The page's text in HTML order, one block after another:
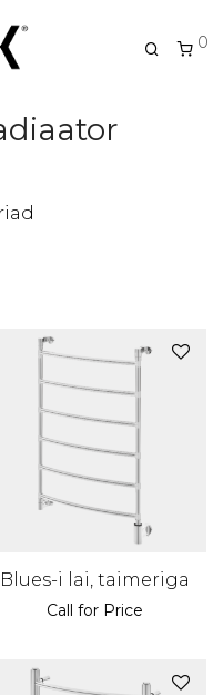
0
Blues-i lai, taimeriga
Call for Price